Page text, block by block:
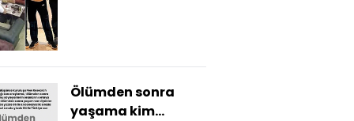
Ölümden sonra
yaşama kim